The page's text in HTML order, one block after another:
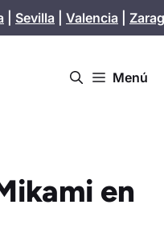
Sevilla Valencia
Menú
en